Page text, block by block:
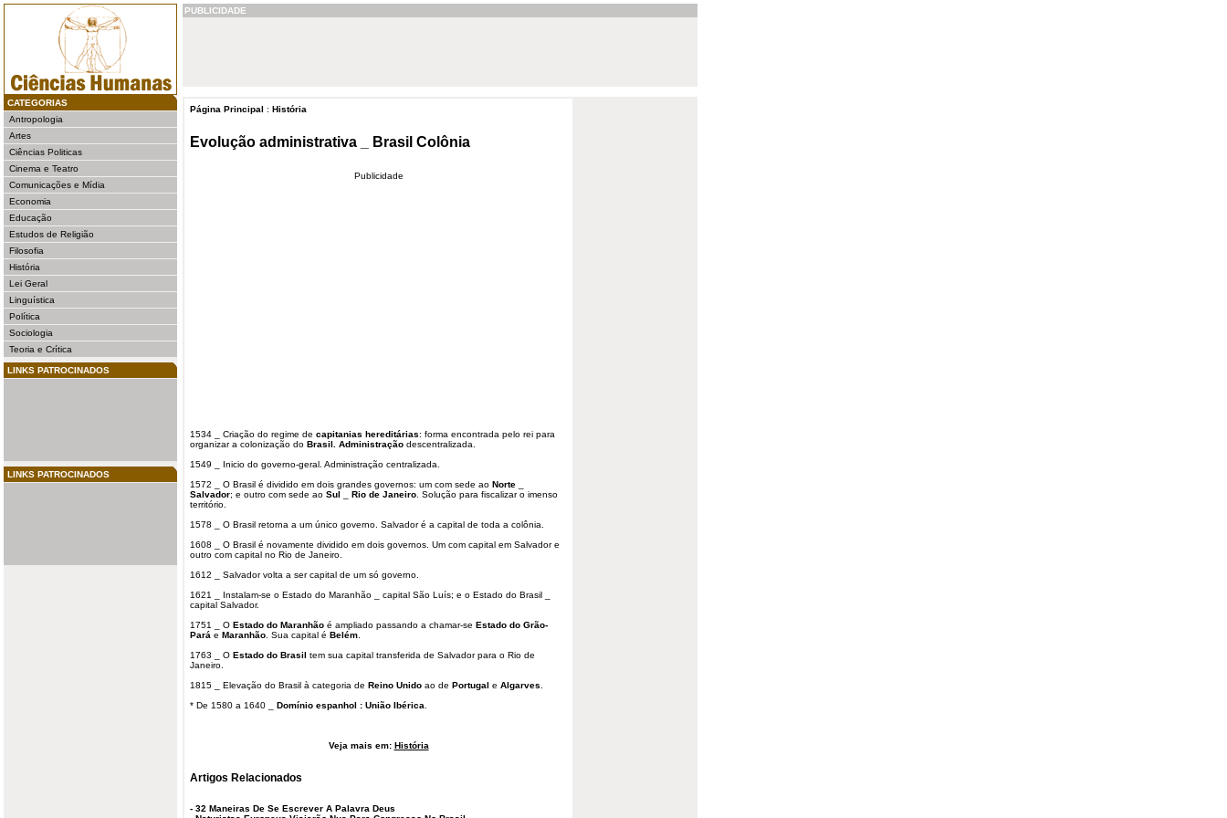
CATEGORIAS
Antropologia
Artes
Ciências Politicas
Cinema e Teatro
Comunicações e Mídia
Economia
Educação
Estudos de Religião
Filosofia
História
Lei Geral
Linguística
Política
Sociologia
Teoria e Crítica
LINKS PATROCINADOS
LINKS PATROCINADOS
PUBLICIDADE
Página Principal : História
Evolução administrativa _ Brasil Colônia
Publicidade
1534 _ Criação do regime de capitanias hereditárias: forma encontrada pelo rei para
organizar a colonização do Brasil. Administração descentralizada.
1549 _ Inicio do governo-geral. Administração centralizada.
1572 _ O Brasil é dividido em dois grandes governos: um com sede ao Norte
Salvador; e outro com sede ao Sul Rio de Janeiro . Solução para fiscalizar o imenso
território.
1578 _ O Brasil retorna a um único governo. Salvador é a capital de toda a colônia.
1608 _ O Brasil é novamente dividido em dois governos. Um com capital em Salvador e
outro com capital no Rio de Janeiro.
1612 _ Salvador volta a ser capital de um só governo.
1621 _ Instalam-se o Estado do Maranhão _ capital São Luís; e o Estado do Brasil _
capital Salvador.
1751 _ O Estado do Maranhão é ampliado passando a chamar-se Estado do Grão-
Pará e Maranhão . Sua capital é Belém
1763 _ O Estado do Brasil tem sua capital transferida de Salvador para o Rio de
Janeiro.
1815 _ Elevação do Brasil à categoria de Reino Unido ao de Portugal e Algarves
* De 1580 a 1640 _ Domínio espanhol : União Ibérica
Veja mais em: História
Artigos Relacionados
- 32 Maneiras De Se Escrever A Palavra Deus